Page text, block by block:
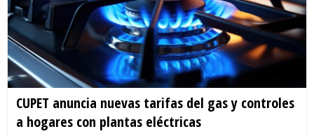
CUPET anuncia nuevas tarifas del gas y controles
a hogares con plantas eléctricas